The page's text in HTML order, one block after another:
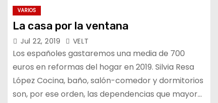
VARIOS
La casa por la ventana
Jul 22, 2019 VELT
Los españoles gastaremos una media de 700
euros en reformas del hogar en 2019. Silvia Resa
López Cocina, baño, salón-comedor y dormitorios
son, por ese orden, las dependencias que mayor…